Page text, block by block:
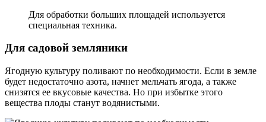
Для обработки больших площадей используется
специальная техника.
Для садовой земляники
Ягодную культуру поливают по необходимости. Если в земле
будет недостаточно азота, начнет мельчать ягода, а также
снизятся ее вкусовые качества. Но при избытке этого
вещества плоды станут водянистыми.